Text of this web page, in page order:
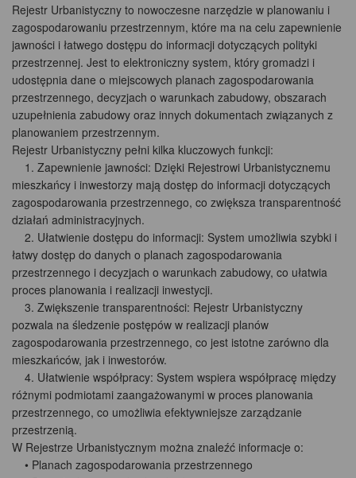
Rejestr Urbanistyczny to nowoczesne narzędzie w planowaniu i
zagospodarowaniu przestrzennym, które ma na celu zapewnienie
jawności i łatwego dostępu do informacji dotyczących polityki
przestrzennej. Jest to elektroniczny system, który gromadzi i
udostępnia dane o miejscowych planach zagospodarowania
przestrzennego, decyzjach o warunkach zabudowy, obszarach
uzupełnienia zabudowy oraz innych dokumentach związanych z
planowaniem przestrzennym.
Rejestr Urbanistyczny pełni kilka kluczowych funkcji:
1. Zapewnienie jawności: Dzięki Rejestrowi Urbanistycznemu
mieszkańcy i inwestorzy mają dostęp do informacji dotyczących
zagospodarowania przestrzennego, co zwiększa transparentność
działań administracyjnych.
2. Ułatwienie dostępu do informacji: System umożliwia szybki i
łatwy dostęp do danych o planach zagospodarowania
przestrzennego i decyzjach o warunkach zabudowy, co ułatwia
proces planowania i realizacji inwestycji.
3. Zwiększenie transparentności: Rejestr Urbanistyczny
pozwala na śledzenie postępów w realizacji planów
zagospodarowania przestrzennego, co jest istotne zarówno dla
mieszkańców, jak i inwestorów.
4. Ułatwienie współpracy: System wspiera współpracę między
różnymi podmiotami zaangażowanymi w proces planowania
przestrzennego, co umożliwia efektywniejsze zarządzanie
przestrzenią.
W Rejestrze Urbanistycznym można znaleźć informacje o:
• Planach zagospodarowania przestrzennego